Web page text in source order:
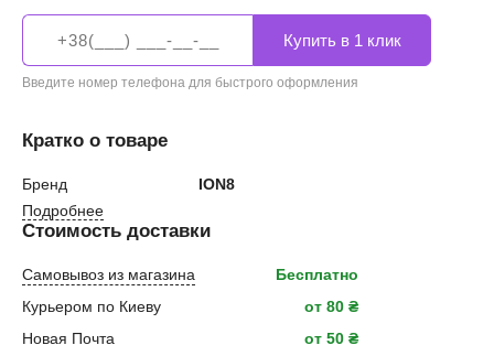
Введите номер телефона для быстрого оформления
Кратко о товаре
Бренд
ION8
Подробнее
Стоимость доставки
Самовывоз из магазина
Бесплатно
Курьером по Киеву
от 80 ₴
Новая Почта
от 50 ₴